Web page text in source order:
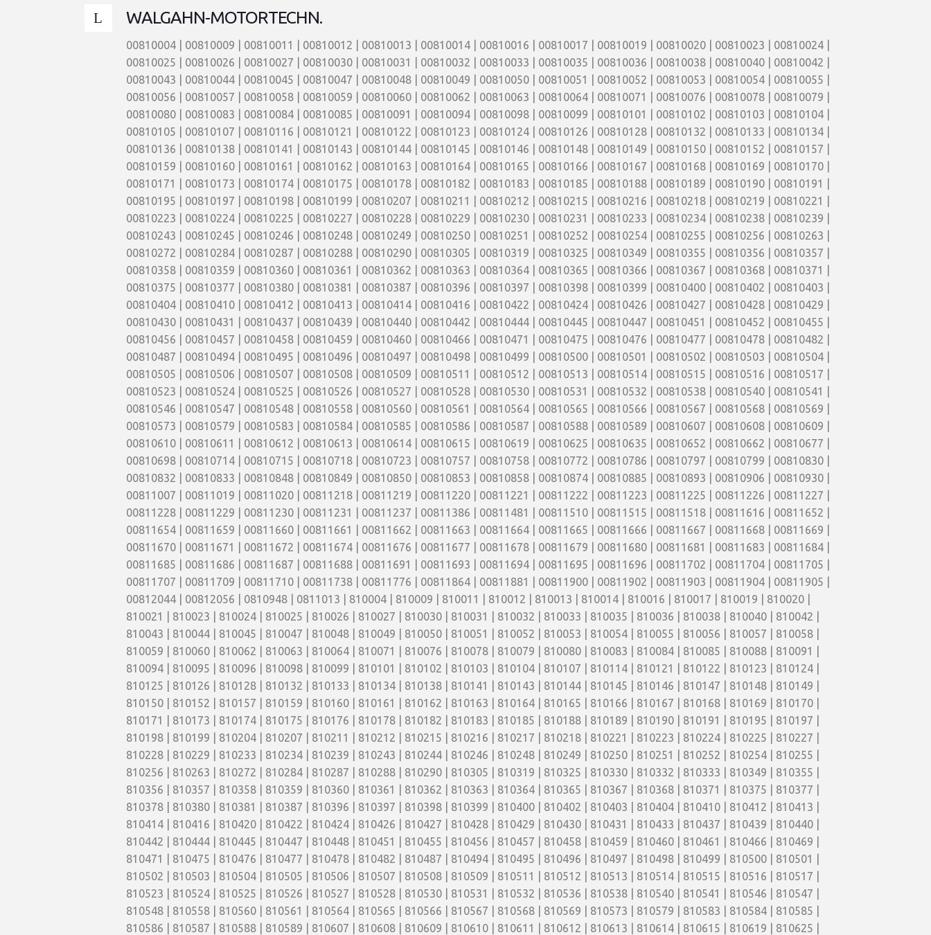
WALGAHN-MOTORTECHN.
00810004 | 00810009 | 00810011 | 00810012 | 00810013 | 00810014 | 00810016 | 00810017 | 00810019 | 00810020 | 00810023 | 00810024 |
00810025 | 00810026 | 00810027 | 00810030 | 00810031 | 00810032 | 00810033 | 00810035 | 00810036 | 00810038 | 00810040 | 00810042 |
00810043 | 00810044 | 00810045 | 00810047 | 00810048 | 00810049 | 00810050 | 00810051 | 00810052 | 00810053 | 00810054 | 00810055 |
00810056 | 00810057 | 00810058 | 00810059 | 00810060 | 00810062 | 00810063 | 00810064 | 00810071 | 00810076 | 00810078 | 00810079 |
00810080 | 00810083 | 00810084 | 00810085 | 00810091 | 00810094 | 00810098 | 00810099 | 00810101 | 00810102 | 00810103 | 00810104 |
00810105 | 00810107 | 00810116 | 00810121 | 00810122 | 00810123 | 00810124 | 00810126 | 00810128 | 00810132 | 00810133 | 00810134 |
00810136 | 00810138 | 00810141 | 00810143 | 00810144 | 00810145 | 00810146 | 00810148 | 00810149 | 00810150 | 00810152 | 00810157 |
00810159 | 00810160 | 00810161 | 00810162 | 00810163 | 00810164 | 00810165 | 00810166 | 00810167 | 00810168 | 00810169 | 00810170 |
00810171 | 00810173 | 00810174 | 00810175 | 00810178 | 00810182 | 00810183 | 00810185 | 00810188 | 00810189 | 00810190 | 00810191 |
00810195 | 00810197 | 00810198 | 00810199 | 00810207 | 00810211 | 00810212 | 00810215 | 00810216 | 00810218 | 00810219 | 00810221 |
00810223 | 00810224 | 00810225 | 00810227 | 00810228 | 00810229 | 00810230 | 00810231 | 00810233 | 00810234 | 00810238 | 00810239 |
00810243 | 00810245 | 00810246 | 00810248 | 00810249 | 00810250 | 00810251 | 00810252 | 00810254 | 00810255 | 00810256 | 00810263 |
00810272 | 00810284 | 00810287 | 00810288 | 00810290 | 00810305 | 00810319 | 00810325 | 00810349 | 00810355 | 00810356 | 00810357 |
00810358 | 00810359 | 00810360 | 00810361 | 00810362 | 00810363 | 00810364 | 00810365 | 00810366 | 00810367 | 00810368 | 00810371 |
00810375 | 00810377 | 00810380 | 00810381 | 00810387 | 00810396 | 00810397 | 00810398 | 00810399 | 00810400 | 00810402 | 00810403 |
00810404 | 00810410 | 00810412 | 00810413 | 00810414 | 00810416 | 00810422 | 00810424 | 00810426 | 00810427 | 00810428 | 00810429 |
00810430 | 00810431 | 00810437 | 00810439 | 00810440 | 00810442 | 00810444 | 00810445 | 00810447 | 00810451 | 00810452 | 00810455 |
00810456 | 00810457 | 00810458 | 00810459 | 00810460 | 00810466 | 00810471 | 00810475 | 00810476 | 00810477 | 00810478 | 00810482 |
00810487 | 00810494 | 00810495 | 00810496 | 00810497 | 00810498 | 00810499 | 00810500 | 00810501 | 00810502 | 00810503 | 00810504 |
00810505 | 00810506 | 00810507 | 00810508 | 00810509 | 00810511 | 00810512 | 00810513 | 00810514 | 00810515 | 00810516 | 00810517 |
00810523 | 00810524 | 00810525 | 00810526 | 00810527 | 00810528 | 00810530 | 00810531 | 00810532 | 00810538 | 00810540 | 00810541 |
00810546 | 00810547 | 00810548 | 00810558 | 00810560 | 00810561 | 00810564 | 00810565 | 00810566 | 00810567 | 00810568 | 00810569 |
00810573 | 00810579 | 00810583 | 00810584 | 00810585 | 00810586 | 00810587 | 00810588 | 00810589 | 00810607 | 00810608 | 00810609 |
00810610 | 00810611 | 00810612 | 00810613 | 00810614 | 00810615 | 00810619 | 00810625 | 00810635 | 00810652 | 00810662 | 00810677 |
00810698 | 00810714 | 00810715 | 00810718 | 00810723 | 00810757 | 00810758 | 00810772 | 00810786 | 00810797 | 00810799 | 00810830 |
00810832 | 00810833 | 00810848 | 00810849 | 00810850 | 00810853 | 00810858 | 00810874 | 00810885 | 00810893 | 00810906 | 00810930 |
00811007 | 00811019 | 00811020 | 00811218 | 00811219 | 00811220 | 00811221 | 00811222 | 00811223 | 00811225 | 00811226 | 00811227 |
00811228 | 00811229 | 00811230 | 00811231 | 00811237 | 00811386 | 00811481 | 00811510 | 00811515 | 00811518 | 00811616 | 00811652 |
00811654 | 00811659 | 00811660 | 00811661 | 00811662 | 00811663 | 00811664 | 00811665 | 00811666 | 00811667 | 00811668 | 00811669 |
00811670 | 00811671 | 00811672 | 00811674 | 00811676 | 00811677 | 00811678 | 00811679 | 00811680 | 00811681 | 00811683 | 00811684 |
00811685 | 00811686 | 00811687 | 00811688 | 00811691 | 00811693 | 00811694 | 00811695 | 00811696 | 00811702 | 00811704 | 00811705 |
00811707 | 00811709 | 00811710 | 00811738 | 00811776 | 00811864 | 00811881 | 00811900 | 00811902 | 00811903 | 00811904 | 00811905 |
00812044 | 00812056 | 0810948 | 0811013 | 810004 | 810009 | 810011 | 810012 | 810013 | 810014 | 810016 | 810017 | 810019 | 810020 |
810021 | 810023 | 810024 | 810025 | 810026 | 810027 | 810030 | 810031 | 810032 | 810033 | 810035 | 810036 | 810038 | 810040 | 810042 |
810043 | 810044 | 810045 | 810047 | 810048 | 810049 | 810050 | 810051 | 810052 | 810053 | 810054 | 810055 | 810056 | 810057 | 810058 |
810059 | 810060 | 810062 | 810063 | 810064 | 810071 | 810076 | 810078 | 810079 | 810080 | 810083 | 810084 | 810085 | 810088 | 810091 |
810094 | 810095 | 810096 | 810098 | 810099 | 810101 | 810102 | 810103 | 810104 | 810107 | 810114 | 810121 | 810122 | 810123 | 810124 |
810125 | 810126 | 810128 | 810132 | 810133 | 810134 | 810138 | 810141 | 810143 | 810144 | 810145 | 810146 | 810147 | 810148 | 810149 |
810150 | 810152 | 810157 | 810159 | 810160 | 810161 | 810162 | 810163 | 810164 | 810165 | 810166 | 810167 | 810168 | 810169 | 810170 |
810171 | 810173 | 810174 | 810175 | 810176 | 810178 | 810182 | 810183 | 810185 | 810188 | 810189 | 810190 | 810191 | 810195 | 810197 |
810198 | 810199 | 810204 | 810207 | 810211 | 810212 | 810215 | 810216 | 810217 | 810218 | 810221 | 810223 | 810224 | 810225 | 810227 |
810228 | 810229 | 810233 | 810234 | 810239 | 810243 | 810244 | 810246 | 810248 | 810249 | 810250 | 810251 | 810252 | 810254 | 810255 |
810256 | 810263 | 810272 | 810284 | 810287 | 810288 | 810290 | 810305 | 810319 | 810325 | 810330 | 810332 | 810333 | 810349 | 810355 |
810356 | 810357 | 810358 | 810359 | 810360 | 810361 | 810362 | 810363 | 810364 | 810365 | 810367 | 810368 | 810371 | 810375 | 810377 |
810378 | 810380 | 810381 | 810387 | 810396 | 810397 | 810398 | 810399 | 810400 | 810402 | 810403 | 810404 | 810410 | 810412 | 810413 |
810414 | 810416 | 810420 | 810422 | 810424 | 810426 | 810427 | 810428 | 810429 | 810430 | 810431 | 810433 | 810437 | 810439 | 810440 |
810442 | 810444 | 810445 | 810447 | 810448 | 810451 | 810455 | 810456 | 810457 | 810458 | 810459 | 810460 | 810461 | 810466 | 810469 |
810471 | 810475 | 810476 | 810477 | 810478 | 810482 | 810487 | 810494 | 810495 | 810496 | 810497 | 810498 | 810499 | 810500 | 810501 |
810502 | 810503 | 810504 | 810505 | 810506 | 810507 | 810508 | 810509 | 810511 | 810512 | 810513 | 810514 | 810515 | 810516 | 810517 |
810523 | 810524 | 810525 | 810526 | 810527 | 810528 | 810530 | 810531 | 810532 | 810536 | 810538 | 810540 | 810541 | 810546 | 810547 |
810548 | 810558 | 810560 | 810561 | 810564 | 810565 | 810566 | 810567 | 810568 | 810569 | 810573 | 810579 | 810583 | 810584 | 810585 |
810586 | 810587 | 810588 | 810589 | 810607 | 810608 | 810609 | 810610 | 810611 | 810612 | 810613 | 810614 | 810615 | 810619 | 810625 |